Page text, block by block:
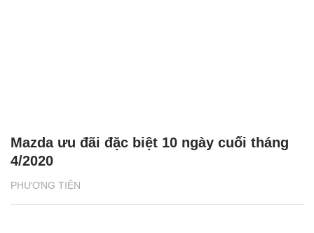
PHƯƠNG TIỆN
Mazda ưu đãi đặc biệt 10 ngày cuối tháng
4/2020